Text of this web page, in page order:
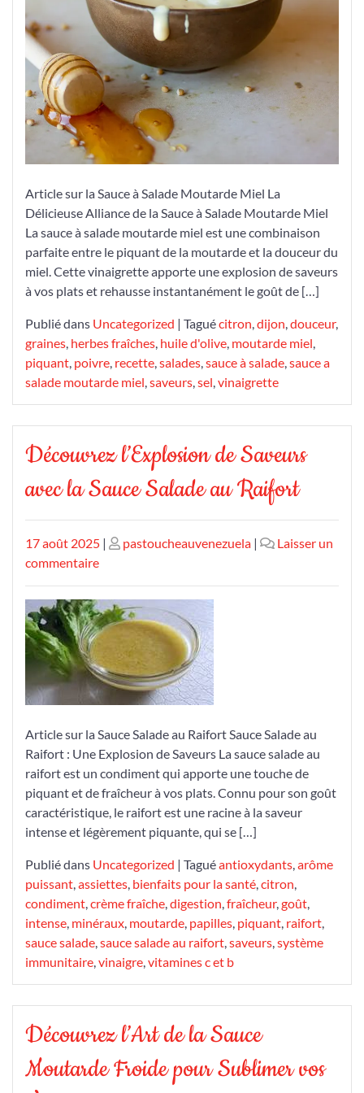
Article sur la Sauce à Salade Moutarde Miel La
Délicieuse Alliance de la Sauce à Salade Moutarde Miel
La sauce à salade moutarde miel est une combinaison
parfaite entre le piquant de la moutarde et la douceur du
miel. Cette vinaigrette apporte une explosion de saveurs
à vos plats et rehausse instantanément le goût de […]
Publié dans Uncategorized | Taguécitron dijon douceur,
graines herbes fraîches huile d'olive moutarde miel
piquant poivre recette salades sauce à salade sauce a
salade moutarde miel saveurs sel vinaigrette
Découvrez l’Explosion de Saveurs
avec la Sauce Salade au Raifort
Publié
le
17 août 2025 | Publié
pastoucheauvenezuela |
Laisser un
commentairesur
l’Explosion
de
Saveurs
avec
la
Sauce
au
Raifort
Article sur la Sauce Salade au Raifort Sauce Salade au
Raifort : Une Explosion de Saveurs La sauce salade au
raifort est un condiment qui apporte une touche de
piquant et de fraîcheur à vos plats. Connu pour son goût
caractéristique, le raifort est une racine à la saveur
intense et légèrement piquante, qui se […]
Publié dans Uncategorized | Taguéantioxydants arôme
puissant assiettes bienfaits pour la santé citron
condiment crème fraîche digestion fraîcheur, goût
intense minéraux moutarde papilles piquant raifort
sauce salade sauce salade au raifort saveurs système
immunitaire vinaigre vitamines c et b
Découvrez l’Art de la Sauce
Moutarde Froide pour Sublimer vos